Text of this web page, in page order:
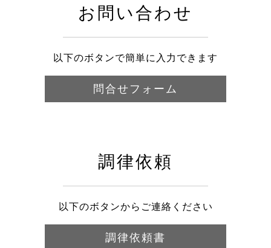
お問い合わせ
以下のボタンで簡単に入力できます
問合せフォーム
調律依頼
以下のボタンからご連絡ください
調律依頼書